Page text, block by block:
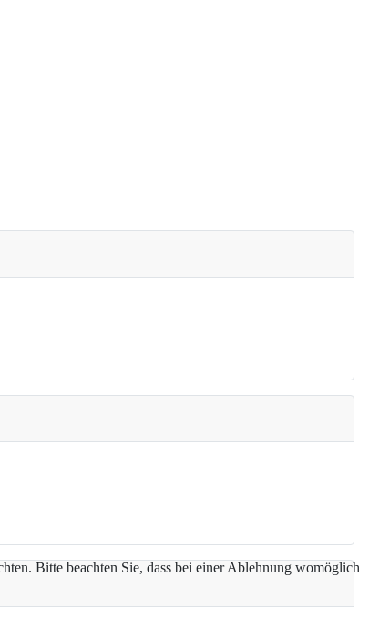
Bitte beachten Sie, dass bei einer Ablehnung womöglich